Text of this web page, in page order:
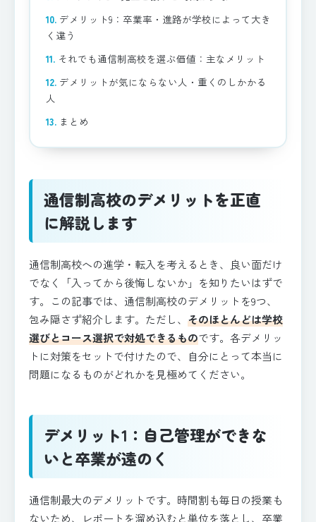
デメリット9：卒業率・進路が学校によって大き
く違う
それでも通信制高校を選ぶ価値：主なメリット
デメリットが気にならない人・重くのしかかる
人
まとめ
通信制高校のデメリットを正直
に解説します
通信制高校への進学・転入を考えるとき、良い面だけ
でなく「入ってから後悔しないか」を知りたいはずで
す。この記事では、通信制高校のデメリットを9つ、
包み隠さず紹介します。ただし、 そのほとんどは学校
選びとコース選択で対処できるものです。各デメリッ
トに対策をセットで付けたので、自分にとって本当に
問題になるものがどれかを見極めてください。
デメリット1：自己管理ができな
いと卒業が遠のく
通信制最大のデメリットです。時間割も毎日の授業も
ないため、レポートを溜め込むと単位を落とし、卒業